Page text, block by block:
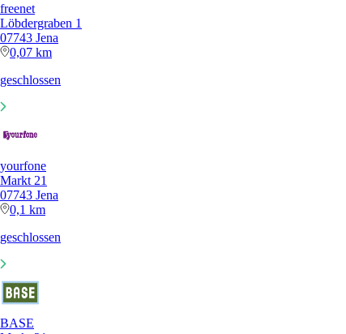
freenet
Löbdergraben 1
07743 Jena
0,07 km
geschlossen
yourfone
Markt 21
07743 Jena
0,1 km
geschlossen
BASE